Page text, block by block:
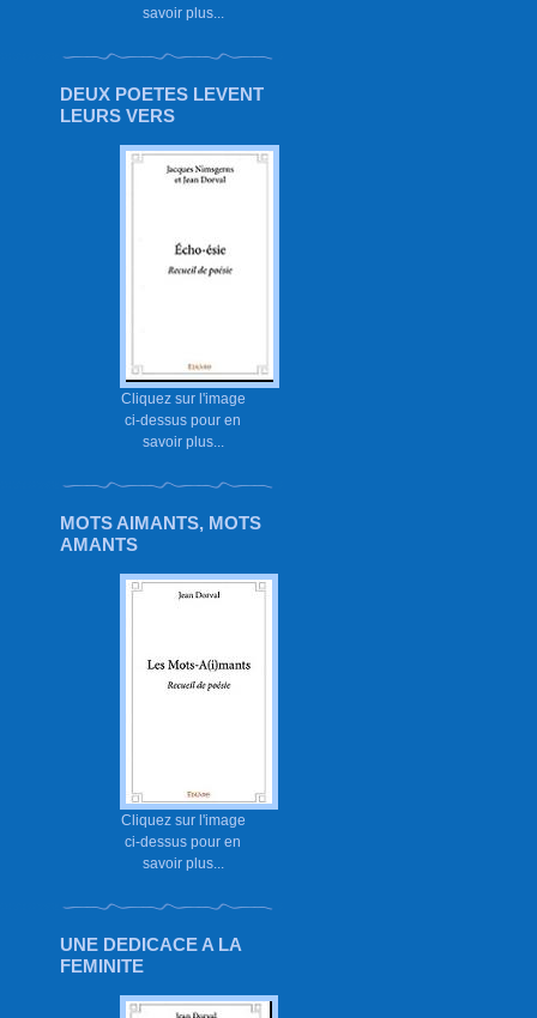
savoir plus...
DEUX POETES LEVENT
LEURS VERS
Cliquez sur l'image
ci-dessus pour en
savoir plus...
MOTS AIMANTS, MOTS
AMANTS
Cliquez sur l'image
ci-dessus pour en
savoir plus...
UNE DEDICACE A LA
FEMINITE